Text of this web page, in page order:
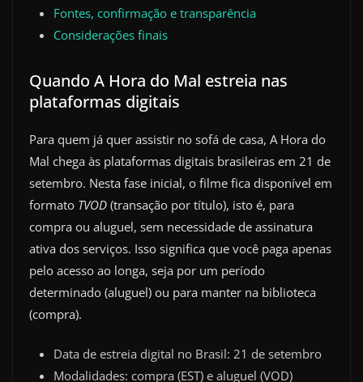
Fontes, confirmação e transparência
Considerações finais
Quando A Hora do Mal estreia nas
plataformas digitais
Para quem já quer assistir no sofá de casa, A Hora do
Mal chega às plataformas digitais brasileiras em 21 de
setembro. Nesta fase inicial, o filme fica disponível em
formato TVOD (transação por título), isto é, para
compra ou aluguel, sem necessidade de assinatura
ativa dos serviços. Isso significa que você paga apenas
pelo acesso ao longa, seja por um período
determinado (aluguel) ou para manter na biblioteca
(compra).
Data de estreia digital no Brasil: 21 de setembro
Modalidades: compra (EST) e aluguel (VOD)